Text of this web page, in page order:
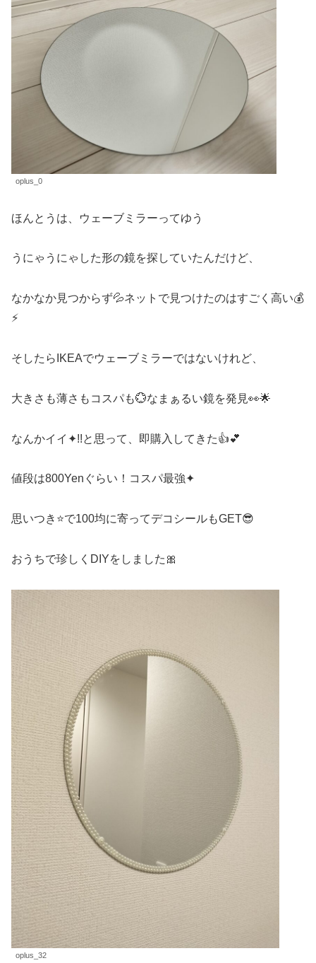
oplus_0
ほんとうは、ウェーブミラーってゆう
うにゃうにゃした形の鏡を探していたんだけど、
なかなか見つからず💦ネットで見つけたのはすごく高い💰
⚡
そしたらIKEAでウェーブミラーではないけれど、
大きさも薄さもコスパも💮なまぁるい鏡を発見👀🌟
なんかイイ✦!!と思って、即購入してきた👍💕
値段は800Yenぐらい！コスパ最強✦
思いつき⭐で100均に寄ってデコシールもGET😎
おうちで珍しくDIYをしました🎀
oplus_32